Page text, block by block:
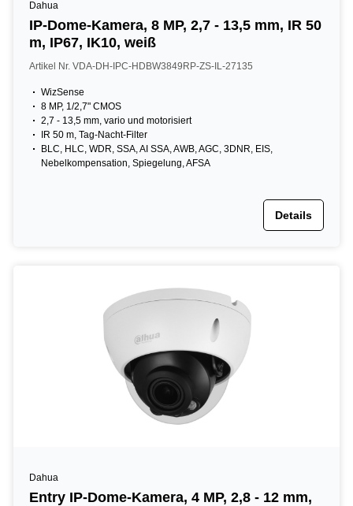
Dahua
IP-Dome-Kamera, 8 MP, 2,7 - 13,5 mm, IR 50
m, IP67, IK10, weiß
Artikel Nr. VDA-DH-IPC-HDBW3849RP-ZS-IL-27135
WizSense
8 MP, 1/2,7" CMOS
2,7 - 13,5 mm, vario und motorisiert
IR 50 m, Tag-Nacht-Filter
BLC, HLC, WDR, SSA, AI SSA, AWB, AGC, 3DNR, EIS,
Nebelkompensation, Spiegelung, AFSA
Details
Dahua
Entry IP-Dome-Kamera, 4 MP, 2,8 - 12 mm,